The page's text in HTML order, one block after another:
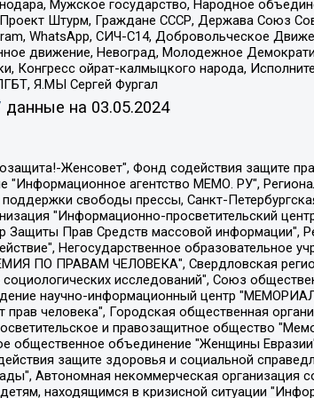
Мужское государство, Народное
Штурм, Граждане СССР, Держава Союз
WhatsApp, СИЧ-С14, Добровольческое
движение, Невоград, Молодежное
Конгресс ойрат-калмыцкого народа,
Я.МЫ Сергей Фургал
данные на 03.05.2024
Маняхин Петр Борисович, Чуракова Ольга Владимировна, Ярош Юлия Петровна, Юридическое лицо "The Insider SIA", зарегистрированное в Риге, Латвийская Республика (дата регистрации 26.06.2015), являющееся администратором доменного имени интернет-издания "The Insider SIA", https://theins.ru, Постернак Алексей Евгеньевич, Рубин Михаил Аркадьевич, Анин Роман Александрович, Юридическое лицо Istories fonds, зарегистрированное в Латвийской Республике (регистрационный номер 50008295751, дата регистрации 24.02.2020), Великовский Дмитрий Александрович, Долинина Ирина Николаевна, Мароховская Алеся Алексеевна, Шлейнов Роман Юрьевич, Шмагун Олеся Валентиновна, Общество с ограниченной ответственностью "Альтаир 2021", Общество с ограниченной ответственностью "Вега 2021", Общество с ограниченной ответственностью "Главный редактор 2021", Общество с ограниченной ответственностью "Ромашки монолит", Важенков Артем Валерьевич, Ивановская областная общественная организация "Центр гендерных исследований", Гурман Юрий Альбертович, Медиапроект "ОВД-Инфо", Егоров Владимир Владимирович, Жилинский Владимир Александрович, Общество с ограниченной ответственностью "ЗП", Иванова София Юрьевна, Карезина Инна Павловна, Кильтау Екатерина Викторовна, Петров Алексей Викторович, Пискунов Сергей Евгеньевич, Смирнов Сергей Сергеевич, Тихонов Михаил Сергеевич, Общество с ограниченной ответственностью "ЖУРНАЛИСТ-ИНОСТРАННЫЙ АГЕНТ", Арапова Галина Юрьевна, Вольтская Татьяна Анатольевна, Американская компания "Mason G.E.S. Anonymous Foundation" (США), являющаяся владельцем интернет-издания https://mnews.world/, Компания "Stichting Bellingcat", зарегистрированная в Нидерландах (дата регистрации 11.07.2018), Захаров Андрей Вячеславович, Клепиковская Екатерина Дмитриевна, Общество с ограниченной ответственностью "МЕМО", Перл Роман Александрович, Симонов Евгений Алексеевич, Соловьева Елена Анатольевна, Сотников Даниил Владимирович, Сурначева Елизавета Дмитриевна, Автономная некоммерческая организация по защите прав человека и информированию населения "Якутия – Наше Мнение", Общество с ограниченной ответственностью "Москоу диджитал медиа", с 26.01.2023 Общество с ограниченной ответственностью "Чайка Белые сады", Ветошкина Валерия Валерьевна, Заговора Максим Александрович, Межрегиональное общественное движение "Российская ЛГБТ - сеть", Оленичев Максим Владимирович, Павлов Иван Юрьевич, Скворцова Елена Сергеевна, Общество с ограниченной ответственностью "Как бы инагент", Кочетков Игорь Викторович, Общество с ограниченной ответственностью "Честные выборы", Еланчик Олег Александрович, Общество с ограниченной ответственностью "Нобелевский призыв", Гималова Регина Эмилевна, Григорьев Андрей Валерьевич, Григорьева Алина Александровна, Ассоциация по содействию защите прав призывников, альтернативнослужащих и военнослужащих "Правозащитная группа